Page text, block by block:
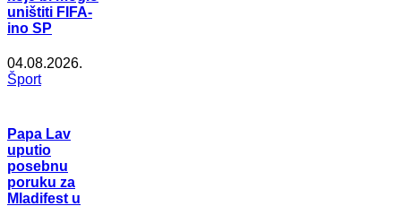
uništiti FIFA-
ino SP
04.08.2026.
Šport
Papa Lav
uputio
posebnu
poruku za
Mladifest u